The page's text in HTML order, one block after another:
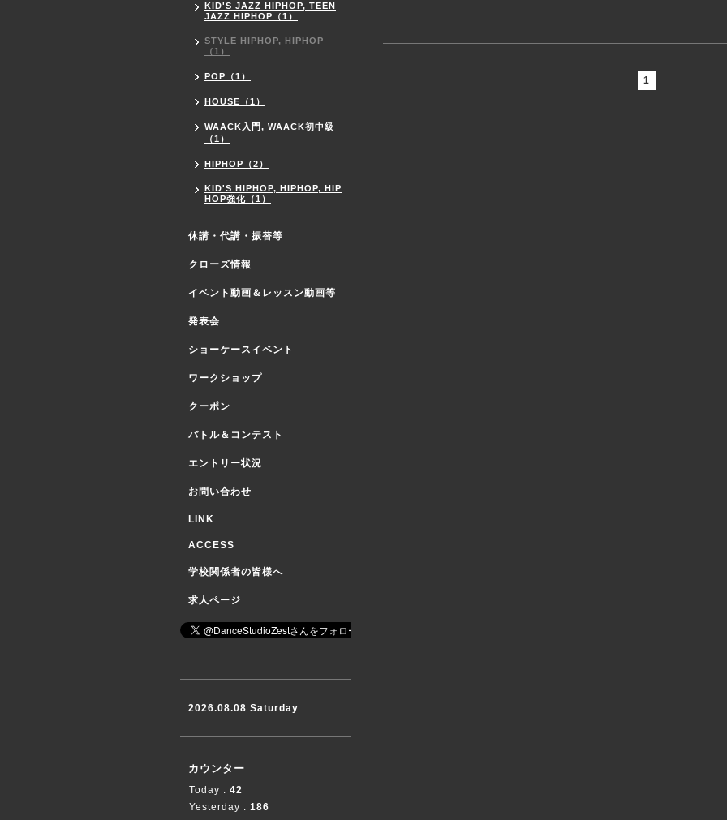
1
KID'S JAZZ HIPHOP, TEEN
JAZZ HIPHOP（1）
STYLE HIPHOP, HIPHOP
（1）
POP（1）
HOUSE（1）
WAACK入門, WAACK初中級
（1）
HIPHOP（2）
KID'S HIPHOP, HIPHOP, HIP
HOP強化（1）
休講・代講・振替等
クローズ情報
イベント動画＆レッスン動画等
発表会
ショーケースイベント
ワークショップ
クーポン
バトル＆コンテスト
エントリー状況
お問い合わせ
LINK
ACCESS
学校関係者の皆様へ
求人ページ
2026.08.08 Saturday
カウンター
Today : 42
Yesterday : 186